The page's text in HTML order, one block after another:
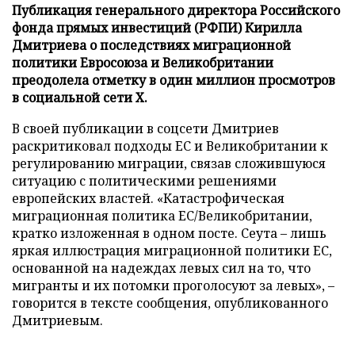
Публикация генерального директора Российского
фонда прямых инвестиций (РФПИ) Кирилла
Дмитриева о последствиях миграционной
политики Евросоюза и Великобритании
преодолела отметку в один миллион просмотров
в социальной сети X.
В своей публикации в соцсети Дмитриев
раскритиковал подходы ЕС и Великобритании к
регулированию миграции, связав сложившуюся
ситуацию с политическими решениями
европейских властей. «Катастрофическая
миграционная политика ЕС/Великобритании,
кратко изложенная в одном посте. Сеута – лишь
яркая иллюстрация миграционной политики ЕС,
основанной на надеждах левых сил на то, что
мигранты и их потомки проголосуют за левых», –
говорится в тексте сообщения, опубликованного
Дмитриевым.